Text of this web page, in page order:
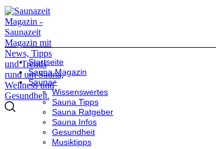
Startseite
Sauna Magazin
Sauna+
Wissenswertes
Sauna Tipps
Sauna Ratgeber
Sauna Infos
Gesundheit
Musiktipps